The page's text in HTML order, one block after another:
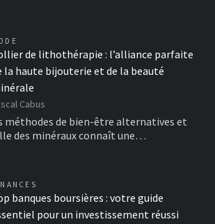
de lithothérapie : l’alliance parfaite
la haute bijouterie et de la beauté
Cabus
méthodes de bien-être alternatives et
des minéraux connaît une…
banques boursières : votre guide
pour un investissement réussi